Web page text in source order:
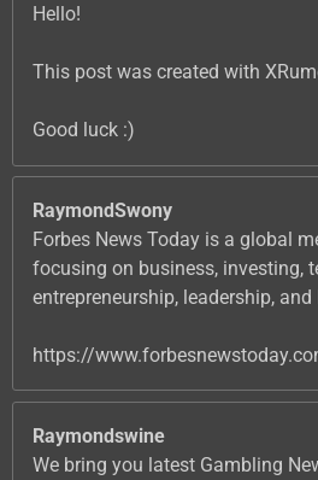
Hello!
This post was created with
Good luck :)
RaymondSwony
Forbes News Today is a global
focusing on business, investing,
entrepreneurship, leadership,
https://
Raymondswine
We bring you latest Gambling